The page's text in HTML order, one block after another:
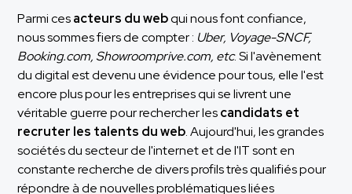
Parmi cesacteurs du webqui nous font confiance,
nous sommes fiers de compter : Uber, Voyage-SNCF,
Booking.com, Showroomprive.com, etc. Si l'avènement
du digital est devenu une évidence pour tous, elle l'est
encore plus pour les entreprises qui se livrent une
véritable guerre pour rechercher lescandidats et
recruter les talents du web. Aujourd'hui, les grandes
sociétés du secteur de l'internet et de l'IT sont en
constante recherche de divers profils très qualifiés pour
répondre à de nouvelles problématiques liées